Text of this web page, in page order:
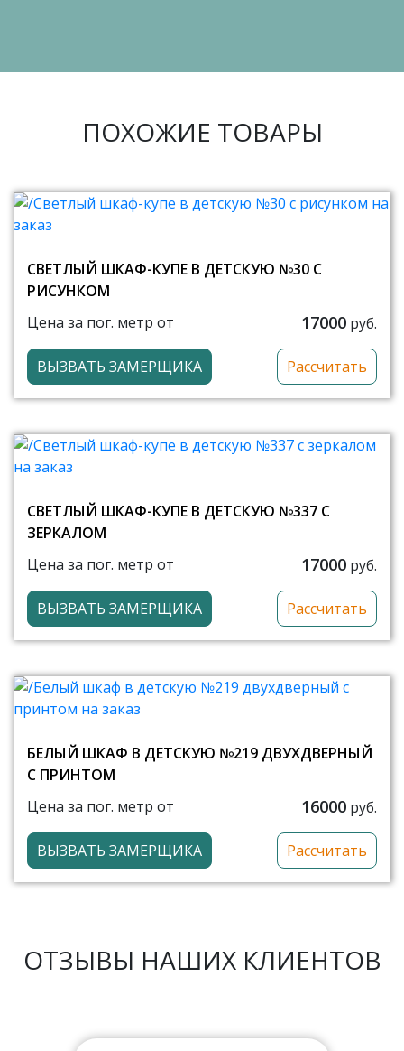
ПОХОЖИЕ ТОВАРЫ
СВЕТЛЫЙ ШКАФ-КУПЕ В ДЕТСКУЮ №30 С
РИСУНКОМ
Цена за пог. метр от
17000 руб.
ВЫЗВАТЬ ЗАМЕРЩИКА Рассчитать
СВЕТЛЫЙ ШКАФ-КУПЕ В ДЕТСКУЮ №337 С
ЗЕРКАЛОМ
Цена за пог. метр от
17000 руб.
ВЫЗВАТЬ ЗАМЕРЩИКА Рассчитать
БЕЛЫЙ ШКАФ В ДЕТСКУЮ №219 ДВУХДВЕРНЫЙ
С ПРИНТОМ
Цена за пог. метр от
16000 руб.
ВЫЗВАТЬ ЗАМЕРЩИКА Рассчитать
ОТЗЫВЫ НАШИХ КЛИЕНТОВ